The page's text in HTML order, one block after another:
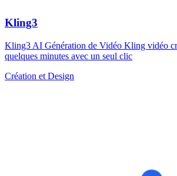
Kling3
Kling3 AI Génération de Vidéo Kling vidéo
quelques minutes avec un seul clic
Création et Design